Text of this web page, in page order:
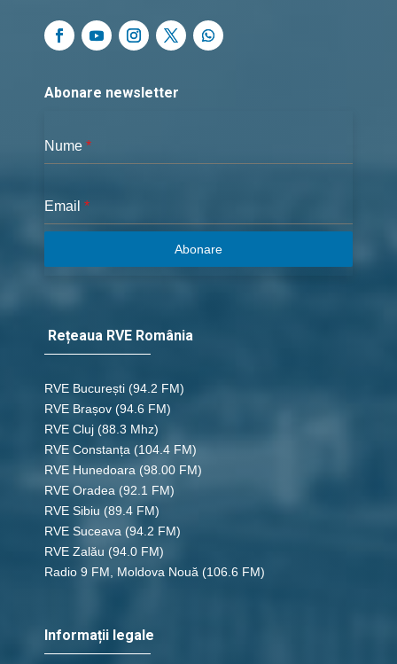
Abonare newsletter
Nume *
Email *
Abonare
Rețeaua RVE România
RVE București (94.2 FM)
RVE Brașov (94.6 FM)
RVE Cluj (88.3 Mhz)
RVE Constanța (104.4 FM)
RVE Hunedoara (98.00 FM)
RVE Oradea (92.1 FM)
RVE Sibiu (89.4 FM)
RVE Suceava (94.2 FM)
RVE Zalău (94.0 FM)
Radio 9 FM, Moldova Nouă (106.6 FM)
Informații legale